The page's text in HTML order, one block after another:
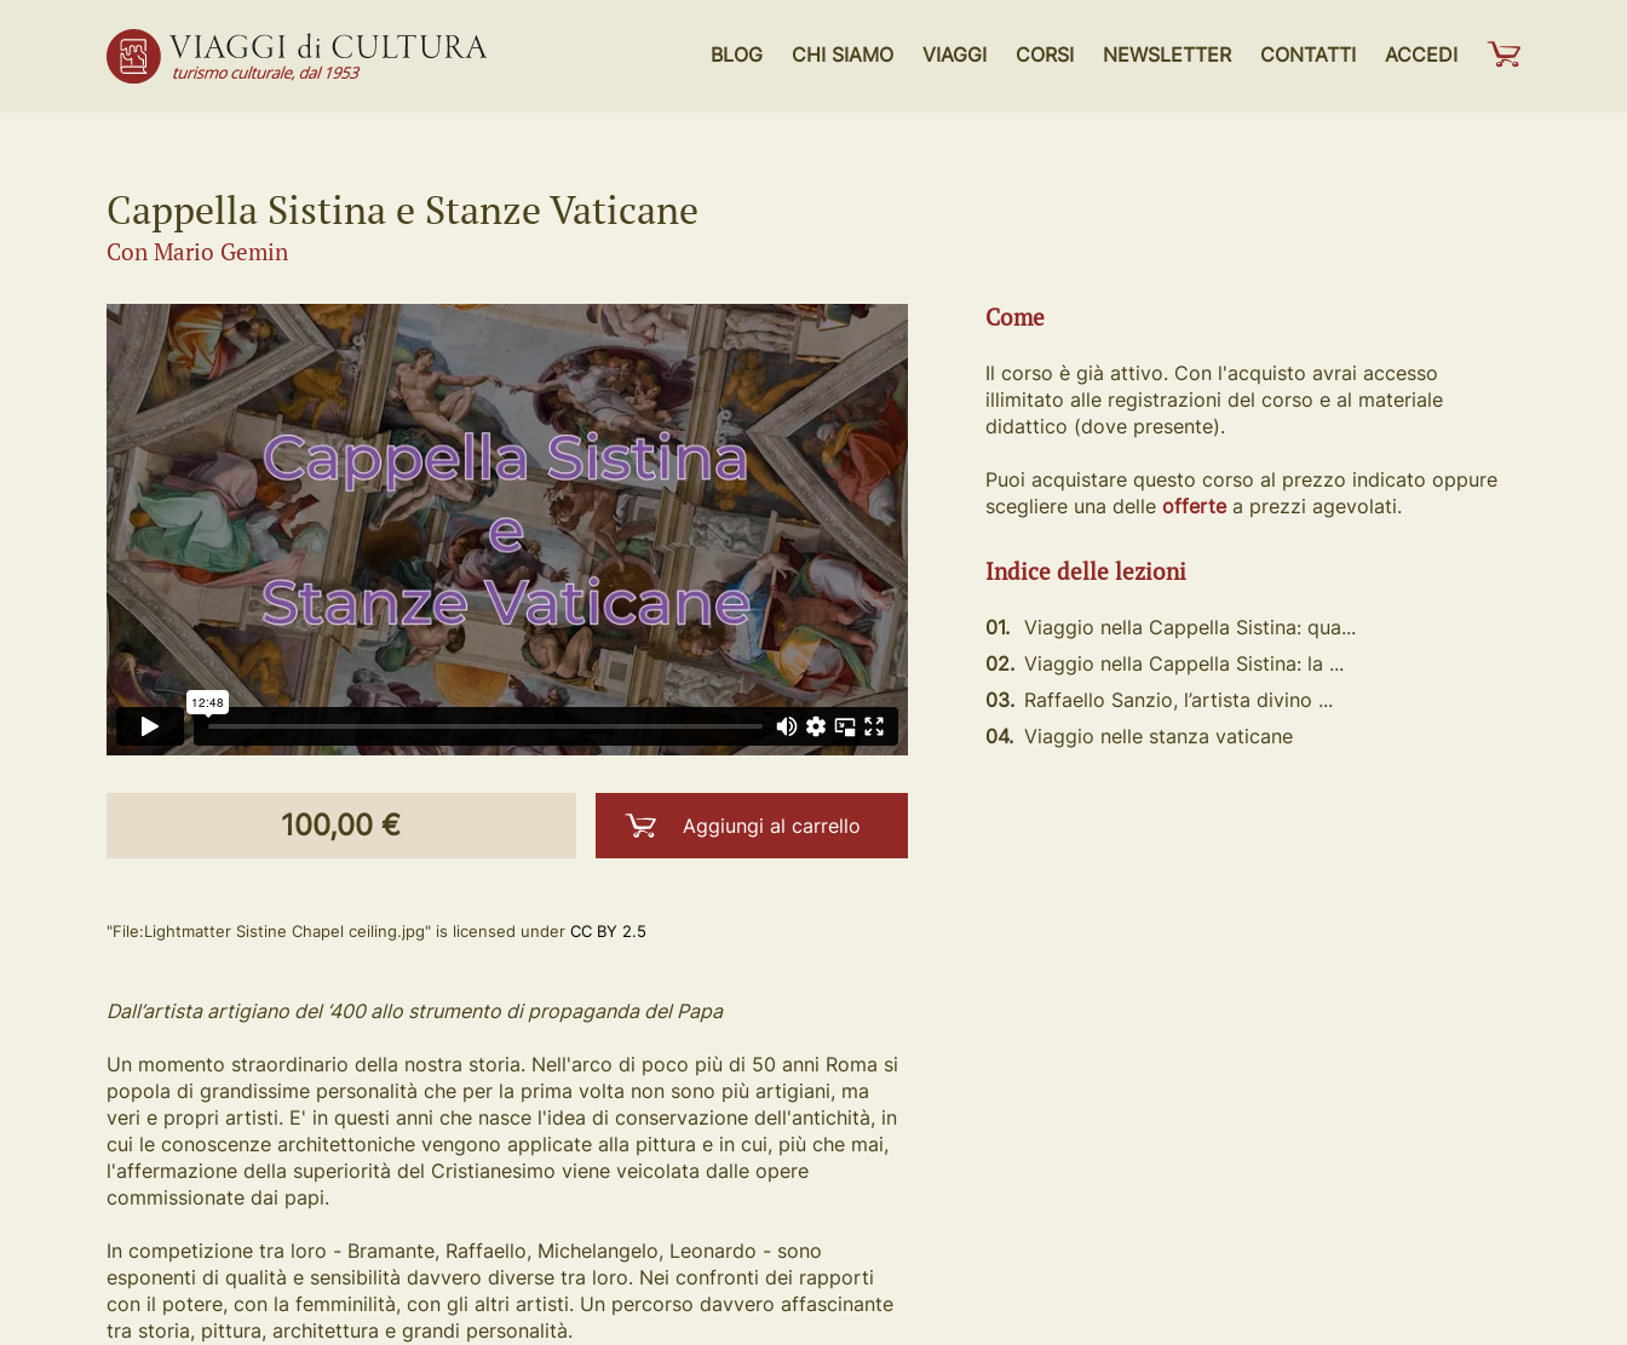
BLOG CHI SIAMO VIAGGI CORSI NEWSLETTER CONTATTI ACCEDI
Cappella Sistina e Stanze Vaticane
Con Mario Gemin
100,00 € Aggiungi al carrello
"File:Lightmatter Sistine Chapel ceiling.jpg" is licensed under CC BY 2.5
Dall’artista artigiano del ‘400 allo strumento di propaganda del Papa
Un momento straordinario della nostra storia. Nell'arco di poco più di 50 anni Roma si
popola di grandissime personalità che per la prima volta non sono più artigiani, ma
veri e propri artisti. E' in questi anni che nasce l'idea di conservazione dell'antichità, in
cui le conoscenze architettoniche vengono applicate alla pittura e in cui, più che mai,
l'affermazione della superiorità del Cristianesimo viene veicolata dalle opere
commissionate dai papi.
In competizione tra loro - Bramante, Raffaello, Michelangelo, Leonardo - sono
esponenti di qualità e sensibilità davvero diverse tra loro. Nei confronti dei rapporti
con il potere, con la femminilità, con gli altri artisti. Un percorso davvero affascinante
tra storia, pittura, architettura e grandi personalità.
Come
Il corso è già attivo. Con l'acquisto avrai accesso
illimitato alle registrazioni del corso e al materiale
didattico (dove presente).
Puoi acquistare questo corso al prezzo indicato oppure
scegliere una delleoffertea prezzi agevolati.
Indice delle lezioni
01.
Viaggio nella Cappella Sistina: qua...
02. Viaggio nella Cappella Sistina: la ...
03. Raffaello Sanzio, l’artista divino ...
04. Viaggio nelle stanza vaticane